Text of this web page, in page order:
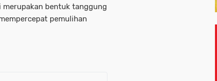
merupakan bentuk tanggung
pemulihan